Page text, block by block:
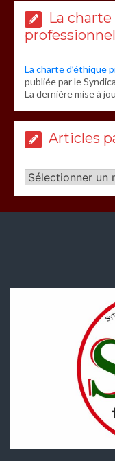
La charte
La charte d’éthique
publiée par le
La dernière mise à
Articles
Articles
par
période